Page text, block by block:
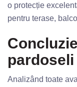
o protecție
pentru terase,
Analizând toate